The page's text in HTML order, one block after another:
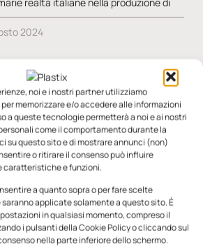
noi e i nostri partner utilizziamo
memorizzare e/o accedere alle informazioni
a queste tecnologie permetterà a noi e ai nostri
come il comportamento durante la
su questo sito e di mostrare annunci (non)
o ritirare il consenso può influire
caratteristiche e funzioni.
a quanto sopra o per fare scelte
applicate solamente a questo sito. È
in qualsiasi momento, compreso il
i pulsanti della Cookie Policy o cliccando sul
nella parte inferiore dello schermo.
2024
n.4 - Maggio 2026 n.3 - Aprile 2026
come potenziali sensori per i